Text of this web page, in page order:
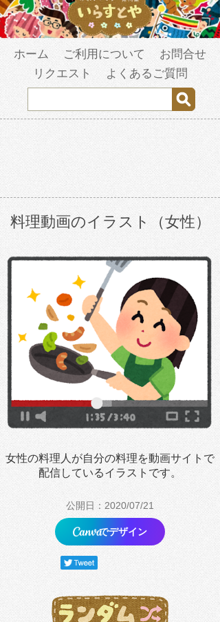
ホーム ご利用について
お問合せ
リクエスト
よくあるご質問
料理動画のイラスト（女性）
女性の料理人が自分の料理を動画サイトで
配信しているイラストです。
公開日：2020/07/21
でデザイン